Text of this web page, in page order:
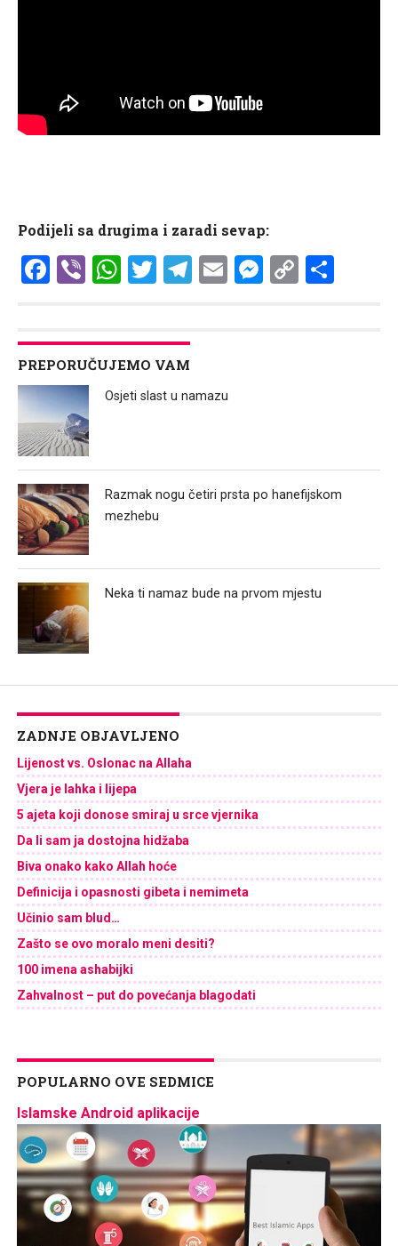
Podijeli sa drugima i zaradi sevap:
Facebook
ViberWhatsApp
Twitter
Telegram
Email Copy
PREPORUČUJEMO VAM
Osjeti slast u namazu
Razmak nogu četiri prsta po hanefijskom
mezhebu
Neka ti namaz bude na prvom mjestu
ZADNJE OBJAVLJENO
Lijenost vs. Oslonac na Allaha
Vjera je lahka i lijepa
5 ajeta koji donose smiraj u srce vjernika
Da li sam ja dostojna hidžaba
Biva onako kako Allah hoće
Definicija i opasnosti gibeta i nemimeta
Učinio sam blud…
Zašto se ovo moralo meni desiti?
100 imena ashabijki
Zahvalnost – put do povećanja blagodati
POPULARNO OVE SEDMICE
Islamske Android aplikacije